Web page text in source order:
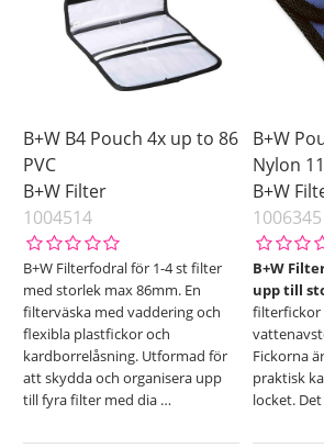
B+W B4 Pouch 4x up to 86
PVC
B+W Filter
1004514
B+W Filterfodral för 1-4 st filter
med storlek max 86mm. En
filterväska med vaddering och
flexibla plastfickor och
kardborrelåsning. Utformad för
att skydda och organisera upp
till fyra filter med dia …
B+W
Nylon
B+W
1006345
B+W
upp till
filterfickor
Fickorna
praktisk
locket.